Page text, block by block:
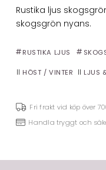
Rustika ljus
skogsgrön nyans.
RUSTIKA LJUS
HÖST / VINTER LJUS
Fri frakt vid köp över
Handla tryggt och